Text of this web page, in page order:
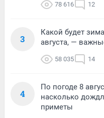
78 616 12
3
Какой будет
августа, —
58 035 14
4
По погоде 8
насколько
приметы